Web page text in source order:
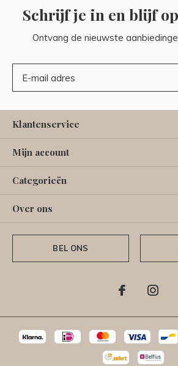
Schrijf je in en blijf
Ontvang de nieuwste
Klantenservice
Mijn account
Categorieën
Over ons
BEL ONS